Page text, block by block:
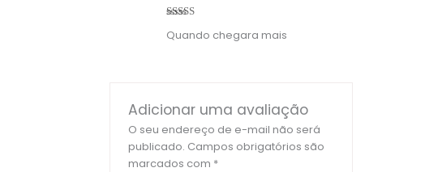
de 5
Quando chegara mais
Adicionar uma avaliação
O seu endereço de e-mail não será
publicado. Campos obrigatórios são
marcados com *